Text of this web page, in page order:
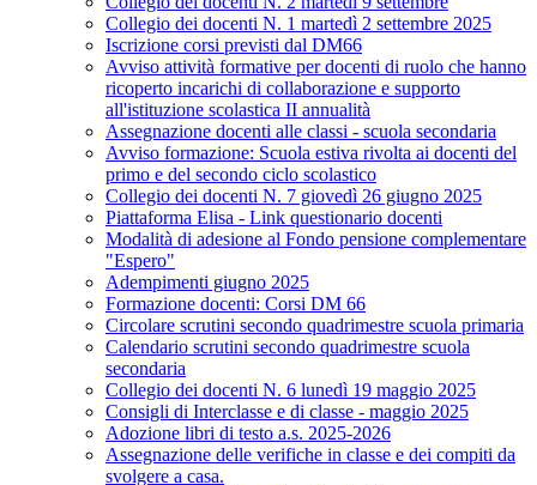
Collegio dei docenti N. 1 martedì 2 settembre 2025
Iscrizione corsi previsti dal DM66
Avviso attività formative per docenti di ruolo che hanno
ricoperto incarichi di collaborazione e supporto
all'istituzione scolastica II annualità
Assegnazione docenti alle classi - scuola secondaria
Avviso formazione: Scuola estiva rivolta ai docenti del
primo e del secondo ciclo scolastico
Collegio dei docenti N. 7 giovedì 26 giugno 2025
Piattaforma Elisa - Link questionario docenti
Modalità di adesione al Fondo pensione complementare
"Espero"
Adempimenti giugno 2025
Formazione docenti: Corsi DM 66
Circolare scrutini secondo quadrimestre scuola primaria
Calendario scrutini secondo quadrimestre scuola
secondaria
Collegio dei docenti N. 6 lunedì 19 maggio 2025
Consigli di Interclasse e di classe - maggio 2025
Adozione libri di testo a.s. 2025-2026
Assegnazione delle verifiche in classe e dei compiti da
svolgere a casa.